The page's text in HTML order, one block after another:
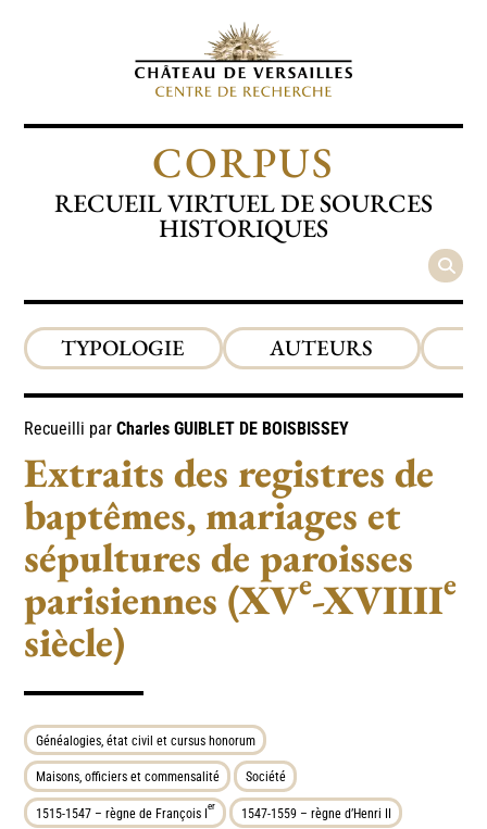
CORPUS
RECUEIL VIRTUEL DE SOURCES
HISTORIQUES
TYPOLOGIE AUTEURS
Recueilli parCharlesGUIBLET DE BOISBISSEY
Extraits des registres de
baptêmes, mariages et
sépultures de paroisses
parisiennes (XVe-XVIIIIe
siècle)
Généalogies, état civil et cursus honorum
Maisons, officiers et commensalité Société
1515-1547 – règne de François Ier 1547-1559 – règne d’Henri II